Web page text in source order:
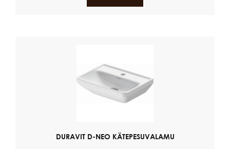
DURAVIT D-NEO KÄTEPESUVALAMU